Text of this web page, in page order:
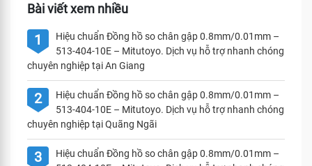
Bài viết xem nhiều
1
Hiệu chuẩn Đồng hồ so chân gập 0.8mm/0.01mm –
513-404-10E – Mitutoyo. Dịch vụ hỗ trợ nhanh chóng
chuyên nghiệp tại An Giang
2
Hiệu chuẩn Đồng hồ so chân gập 0.8mm/0.01mm –
513-404-10E – Mitutoyo. Dịch vụ hỗ trợ nhanh chóng
chuyên nghiệp tại Quãng Ngãi
3
Hiệu chuẩn Đồng hồ so chân gập 0.8mm/0.01mm –